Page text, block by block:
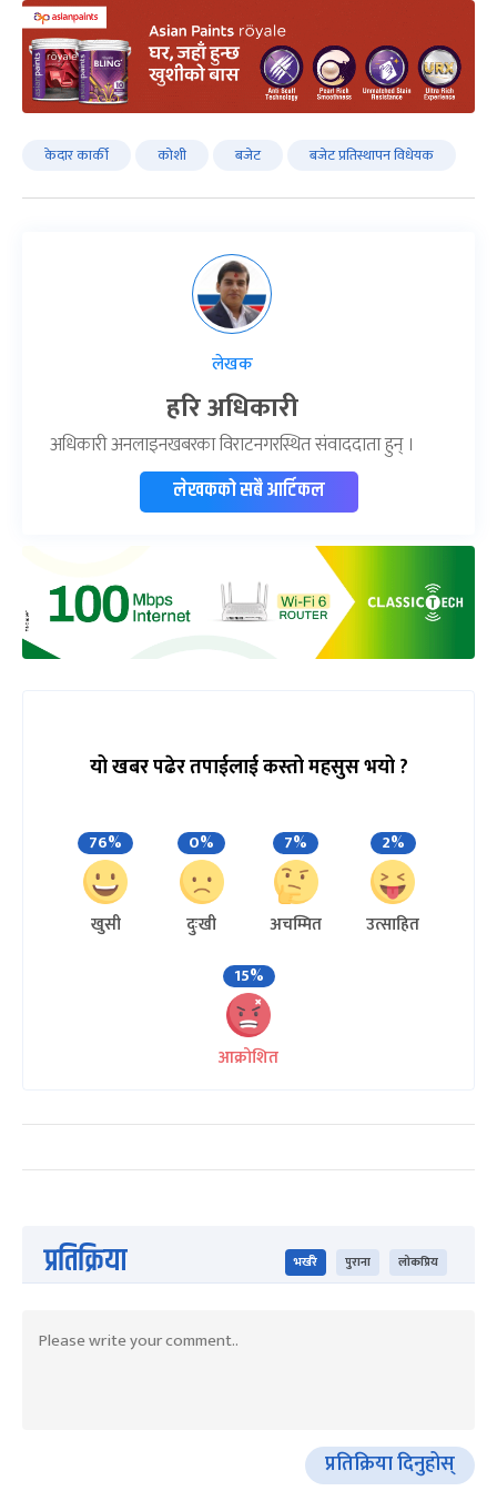
केदार कार्की कोशी बजेट बजेट प्रतिस्थापन विधेयक
लेखक
हरि अधिकारी
अधिकारी अनलाइनखबरका विराटनगरस्थित संवाददाता हुन् ।
लेखकको सबै आर्टिकल
यो खबर पढेर तपाईलाई कस्तो महसुस भयो ?
76%
खुसी
0%
दुःखी
7%
अचम्मित
2%
उत्साहित
15%
आक्रोशित
प्रतिक्रिया भर्खरै पुराना लोकप्रिय
प्रतिक्रिया दिनुहोस्